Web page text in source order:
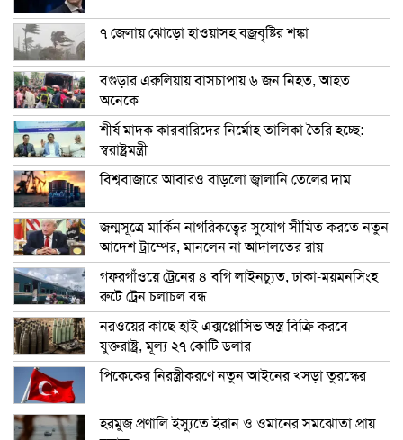
৭ জেলায় ঝোড়ো হাওয়াসহ বজ্রবৃষ্টির শঙ্কা
বগুড়ার এরুলিয়ায় বাসচাপায় ৬ জন নিহত, আহত
অনেকে
শীর্ষ মাদক কারবারিদের নির্মোহ তালিকা তৈরি হচ্ছে:
স্বরাষ্ট্রমন্ত্রী
বিশ্ববাজারে আবারও বাড়লো জ্বালানি তেলের দাম
জন্মসূত্রে মার্কিন নাগরিকত্বের সুযোগ সীমিত করতে নতুন
আদেশ ট্রাম্পের, মানলেন না আদালতের রায়
গফরগাঁওয়ে ট্রেনের ৪ বগি লাইনচ্যুত, ঢাকা-ময়মনসিংহ
রুটে ট্রেন চলাচল বন্ধ
নরওয়ের কাছে হাই এক্সপ্লোসিভ অস্ত্র বিক্রি করবে
যুক্তরাষ্ট্র, মূল্য ২৭ কোটি ডলার
পিকেকের নিরস্ত্রীকরণে নতুন আইনের খসড়া তুরস্কের
হরমুজ প্রণালি ইস্যুতে ইরান ও ওমানের সমঝোতা প্রায়